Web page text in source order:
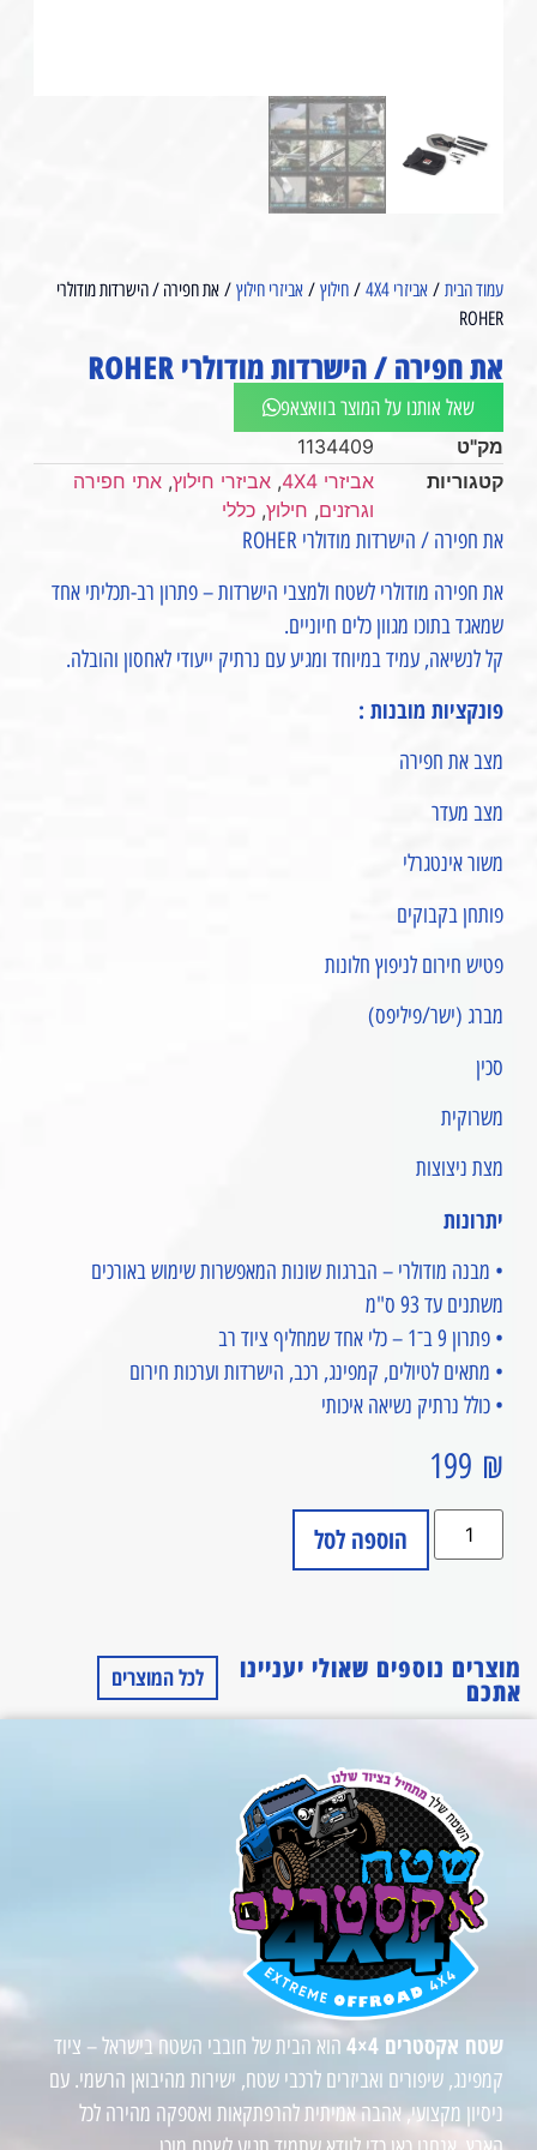
עמוד הבית/ אביזרי 4X4 / חילוץ/ אביזרי חילוץ/ את חפירה / הישרדות מודולרי
ROHER
את חפירה / הישרדות מודולרי ROHER
שאל אותנו על המוצר בוואצאפ
מק"ט
1134409
קטגוריות
אביזרי 4X4 , אביזרי חילוץ, אתי חפירה
וגרזנים, חילוץ, כללי
את חפירה / הישרדות מודולרי ROHER
את חפירה מודולרי לשטח ולמצבי הישרדות – פתרון רב-תכליתי אחד
שמאגד בתוכו מגוון כלים חיוניים.
קל לנשיאה, עמיד במיוחד ומגיע עם נרתיק ייעודי לאחסון והובלה.
פונקציות מובנות :
מצב את חפירה
מצב מעדר
משור אינטגרלי
פותחן בקבוקים
פטיש חירום לניפוץ חלונות
מברג (ישר/פיליפס)
סכין
משרוקית
מצת ניצוצות
יתרונות
• מבנה מודולרי – הברגות שונות המאפשרות שימוש באורכים
משתנים עד 93 ס"מ
• פתרון 9 ב־1 – כלי אחד שמחליף ציוד רב
• מתאים לטיולים, קמפינג, רכב, הישרדות וערכות חירום
• כולל נרתיק נשיאה איכותי
199 ₪
הוספה לסל
מוצרים נוספים שאולי יעניינו
אתכם לכל המוצרים
שטח אקסטרים 4×4
הוא הבית של חובבי השטח בישראל – ציוד
קמפינג, שיפורים ואביזרים לרכבי שטח, ישירות מהיבואן הרשמי. עם
ניסיון מקצועי, אהבה אמיתית להרפתקאות ואספקה מהירה לכל